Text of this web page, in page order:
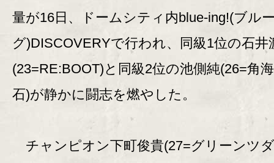
量が16日、ドームシティ内blue-ing!(ブル
グ)DISCOVERYで行われ、同級1位の石井
(23=RE:BOOT)と同級2位の池側純(26=角
石)が静かに闘志を燃やした。
チャンピオン下町俊貴(27=グリーンツ